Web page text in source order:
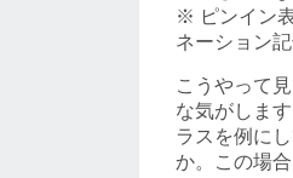
※ ピンイン
ネーション
こうやって
な気がしま
ラスを例に
か。この場合